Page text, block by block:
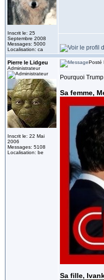
Inscrit le: 25
Septembre 2008
Messages: 5000
Localisation: ca
Pierre le Lidgeu
Administrateur
Inscrit le: 22 Mai
2006
Messages: 5108
Localisation: be
Posté
Pourquoi
Sa femme,
Sa fille,